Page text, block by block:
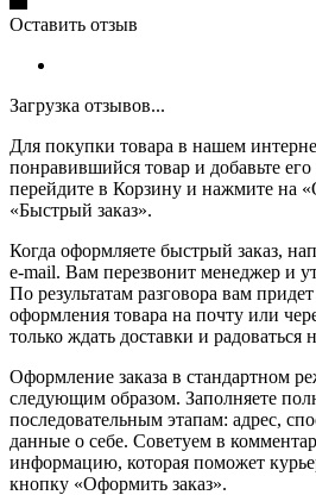
Оставить отзыв
Загрузка отзывов...
Для покупки товара в нашем
понравившийся товар и добавьте его
перейдите в Корзину и нажмите на
«Быстрый заказ».
Когда оформляете быстрый заказ,
e-mail. Вам перезвонит менеджер и
По результатам разговора вам
оформления товара на почту или
только ждать доставки и радоваться
Оформление заказа в стандартном
следующим образом. Заполняете
последовательным этапам: адрес,
данные о себе. Советуем в
информацию, которая поможет
кнопку «Оформить заказ».